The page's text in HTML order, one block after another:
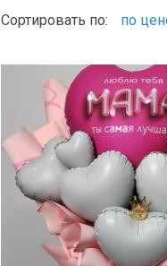
Сортировать по: по